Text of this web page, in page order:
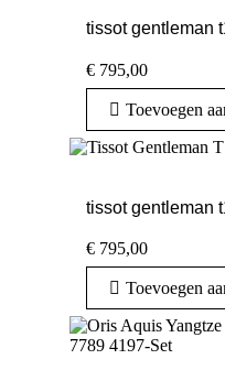
tissot gentleman
€ 795,00
Toevoegen
tissot gentleman
€ 795,00
Toevoegen